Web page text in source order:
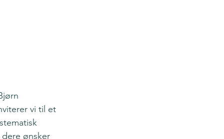
vi til et
ønsker